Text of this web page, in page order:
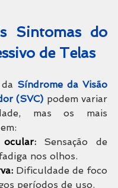
Sintomas do
de Telas
Síndrome da Visão
(SVC) podem variar
mas os mais
ocular: Sensação de
nos olhos.
Dificuldade de foco
períodos de uso.